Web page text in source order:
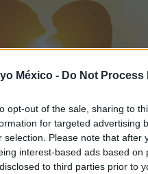
México - Do Not
opt-out of the sale, sharing to
for targeted advertising
selection. Please note that
interest-based ads based
to third parties prior to